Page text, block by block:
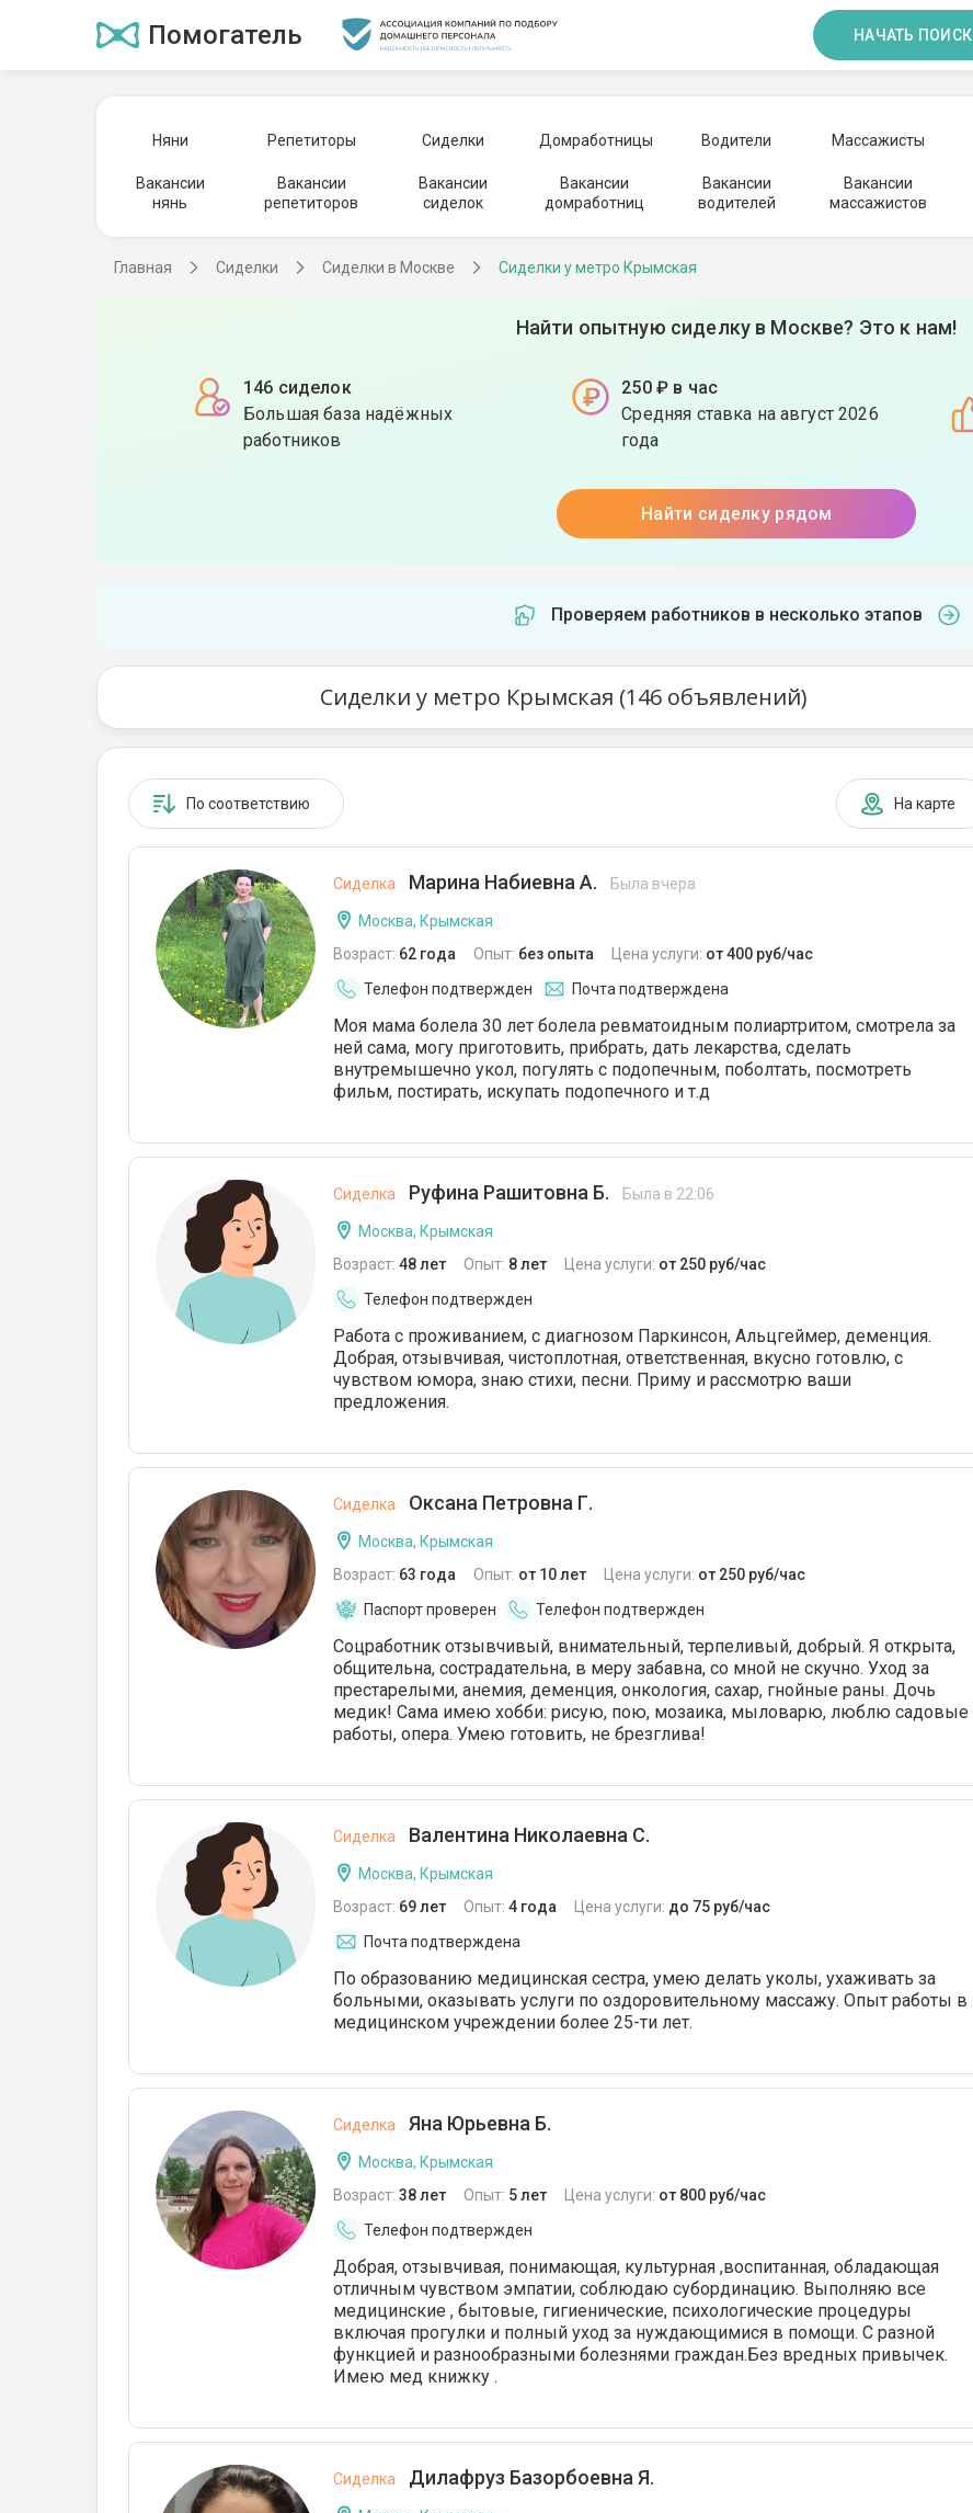
Помогатель НАЧАТЬ ПОИСК
Няни Репетиторы Сиделки Домработницы Водители Массажисты
Вакансии
нянь
Вакансии
репетиторов
Вакансии
сиделок
Вакансии
домработниц
Вакансии
водителей
Вакансии
массажистов
Главная Сиделки Сиделки в Москве Сиделки у метро Крымская
Найти опытную сиделку в Москве? Это к нам!
146 сиделок
Большая база надёжных
работников
250 ₽ в час
Средняя ставка на август 2026
года
Найти сиделку рядом
Проверяем работников в несколько этапов
Сиделки у метро Крымская (146 объявлений)
По соответствию На карте
Сиделка Марина Набиевна А. Была вчера
Москва, Крымская
Возраст: 62 года Опыт: без опыта Цена услуги: от 400 руб/час
Телефон подтвержден
Почта подтверждена
Моя мама болела 30 лет болела ревматоидным полиартритом, смотрела за
ней сама, могу приготовить, прибрать, дать лекарства, сделать
внутремышечно укол, погулять с подопечным, поболтать, посмотреть
фильм, постирать, искупать подопечного и т.д
Сиделка Руфина Рашитовна Б. Была в 22:06
Москва, Крымская
Возраст: 48 лет Опыт: 8 лет Цена услуги: от 250 руб/час
Телефон подтвержден
Работа с проживанием, с диагнозом Паркинсон, Альцгеймер, деменция.
Добрая, отзывчивая, чистоплотная, ответственная, вкусно готовлю, с
чувством юмора, знаю стихи, песни. Приму и рассмотрю ваши
предложения.
Сиделка Оксана Петровна Г.
Москва, Крымская
Возраст: 63 года Опыт: от 10 лет Цена услуги: от 250 руб/час
Паспорт проверен
Телефон подтвержден
Соцработник отзывчивый, внимательный, терпеливый, добрый. Я открыта,
общительна, сострадательна, в меру забавна, со мной не скучно. Уход за
престарелыми, анемия, деменция, онкология, сахар, гнойные раны. Дочь
медик! Сама имею хобби: рисую, пою, мозаика, мыловарю, люблю садовые
работы, опера. Умею готовить, не брезглива!
Сиделка Валентина Николаевна С.
Москва, Крымская
Возраст: 69 лет Опыт: 4 года Цена услуги: до 75 руб/час
Почта подтверждена
По образованию медицинская сестра, умею делать уколы, ухаживать за
больными, оказывать услуги по оздоровительному массажу. Опыт работы в
медицинском учреждении более 25-ти лет.
Сиделка Яна Юрьевна Б.
Москва, Крымская
Возраст: 38 лет Опыт: 5 лет Цена услуги: от 800 руб/час
Телефон подтвержден
Добрая, отзывчивая, понимающая, культурная ,воспитанная, обладающая
отличным чувством эмпатии, соблюдаю субординацию. Выполняю все
медицинские , бытовые, гигиенические, психологические процедуры
включая прогулки и полный уход за нуждающимися в помощи. С разной
функцией и разнообразными болезнями граждан.Без вредных привычек.
Имею мед книжку .
Сиделка Дилафруз Базорбоевна Я.